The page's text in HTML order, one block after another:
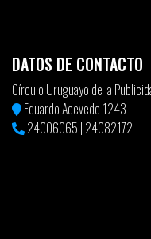
DATOS DE CONTACTO
Círculo Uruguayo de la
Eduardo Acevedo 1243
24006065 | 24082172